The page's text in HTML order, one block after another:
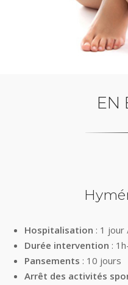
EN
Hospitalisation : 1 jour
Durée intervention :
Pansements : 10 jours
Arrêt des activités